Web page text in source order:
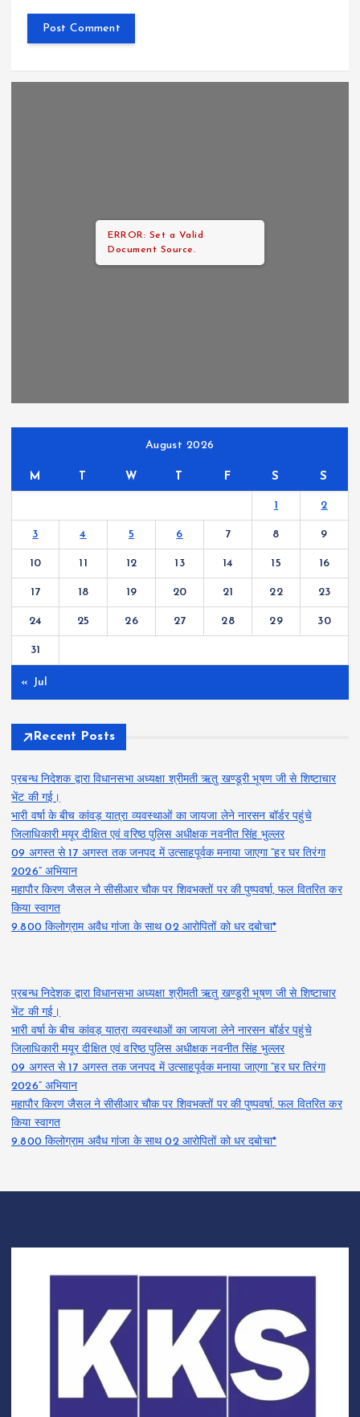
ERROR: Set a Valid
Document Source.
August 2026
M T W T F S S
1 2
3 4 5 6 7 8 9
10 11 12 13 14 15 16
17 18 19 20 21 22 23
24 25 26 27 28 29 30
31
« Jul
Recent Posts
प्रबन्ध निदेशक द्वारा विधानसभा अध्यक्षा श्रीमती ऋतु खण्डूरी भूषण जी से शिष्टाचार
भेंट की गई।
भारी वर्षा के बीच कांवड़ यात्रा व्यवस्थाओं का जायजा लेने नारसन बॉर्डर पहुंचे
जिलाधिकारी मयूर दीक्षित एवं वरिष्ठ पुलिस अधीक्षक नवनीत सिंह भुल्लर
09 अगस्त से 17 अगस्त तक जनपद में उत्साहपूर्वक मनाया जाएगा “हर घर तिरंगा
2026” अभियान
महापौर किरण जैसल ने सीसीआर चौक पर शिवभक्तों पर की पुष्पवर्षा, फल वितरित कर
किया स्वागत
9.800 किलोग्राम अवैध गांजा के साथ 02 आरोपितों को धर दबोचा*
प्रबन्ध निदेशक द्वारा विधानसभा अध्यक्षा श्रीमती ऋतु खण्डूरी भूषण जी से शिष्टाचार
भेंट की गई।
भारी वर्षा के बीच कांवड़ यात्रा व्यवस्थाओं का जायजा लेने नारसन बॉर्डर पहुंचे
जिलाधिकारी मयूर दीक्षित एवं वरिष्ठ पुलिस अधीक्षक नवनीत सिंह भुल्लर
09 अगस्त से 17 अगस्त तक जनपद में उत्साहपूर्वक मनाया जाएगा “हर घर तिरंगा
2026” अभियान
महापौर किरण जैसल ने सीसीआर चौक पर शिवभक्तों पर की पुष्पवर्षा, फल वितरित कर
किया स्वागत
9.800 किलोग्राम अवैध गांजा के साथ 02 आरोपितों को धर दबोचा*